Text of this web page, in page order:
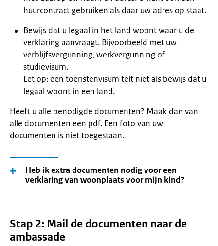
huurcontract gebruiken als daar uw adres op staat.
Bewijs dat u legaal in het land woont waar u de
verklaring aanvraagt. Bijvoorbeeld met uw
verblijfsvergunning, werkvergunning of
studievisum.
Let op: een toeristenvisum telt niet als bewijs dat u
legaal woont in een land.
Heeft u alle benodigde documenten? Maak dan van
alle documenten een pdf. Een foto van uw
documenten is niet toegestaan.
Heb ik extra documenten nodig voor een
verklaring van woonplaats voor mijn kind?
Stap 2: Mail de documenten naar de
ambassade